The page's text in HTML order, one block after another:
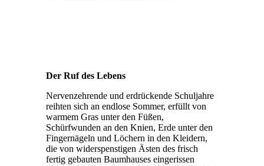
Der Ruf des Lebens
Nervenzehrende und erdrückende Schuljahre
reihten sich an endlose Sommer, erfüllt von
warmem Gras unter den Füßen,
Schürfwunden an den Knien, Erde unter den
Fingernägeln und Löchern in den Kleidern,
die von widerspenstigen Ästen des frisch
fertig gebauten Baumhauses eingerissen